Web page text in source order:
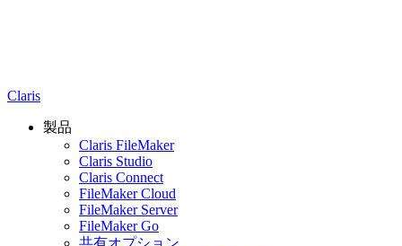
Claris
製品
Claris FileMaker
Claris Studio
Claris Connect
FileMaker Cloud
FileMaker Server
FileMaker Go
共有オプション